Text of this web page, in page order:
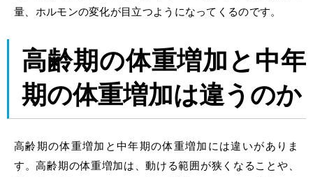
量、ホルモンの変化が目立つようになってくるのです。
高齢期の体重増加と 中年
期の体重増加は違うのか
高齢期の体重増加と中年期の体重増加には違いがありま
す。高齢期の体重増加は、動ける範囲が狭くなることや、